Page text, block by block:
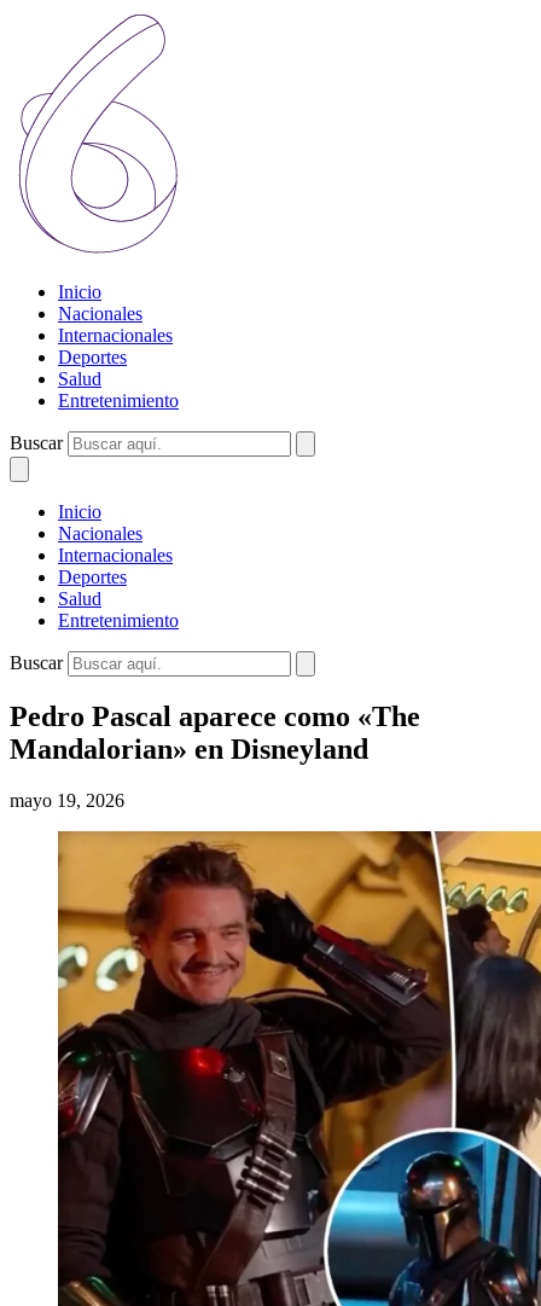
Inicio
Nacionales
Internacionales
Deportes
Salud
Entretenimiento
Buscar
Inicio
Nacionales
Internacionales
Deportes
Salud
Entretenimiento
Buscar
Pedro Pascal aparece como «The
Mandalorian» en Disneyland
mayo 19, 2026